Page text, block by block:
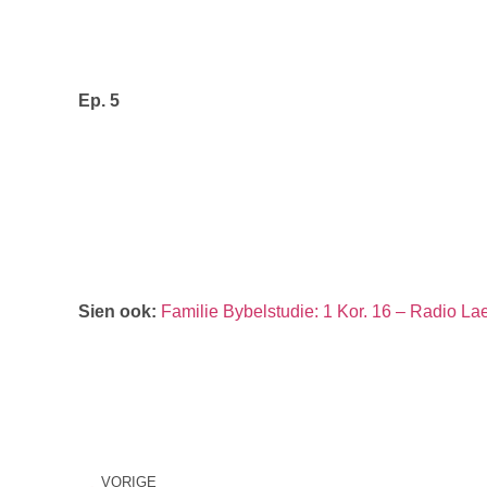
Ep. 5
Sien ook: Familie Bybelstudie: 1 Kor. 16 – Radio
VORIGE